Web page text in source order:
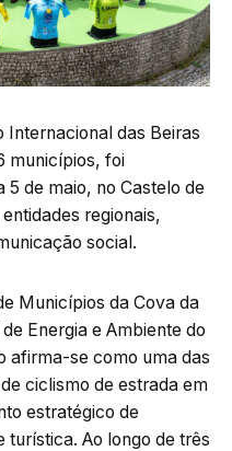
Internacional das Beiras
municípios, foi
de maio, no Castelo de
regionais,
social.
Municípios da Cova da
Energia e Ambiente do
afirma-se como uma das
ciclismo de estrada em
estratégico de
Ao longo de três